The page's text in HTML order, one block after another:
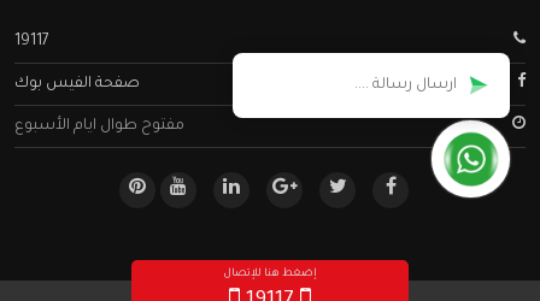
19117
صفحة الفيس بوك
مفتوح طوال ايام الأسبوع
إضغط هنا للإتصال